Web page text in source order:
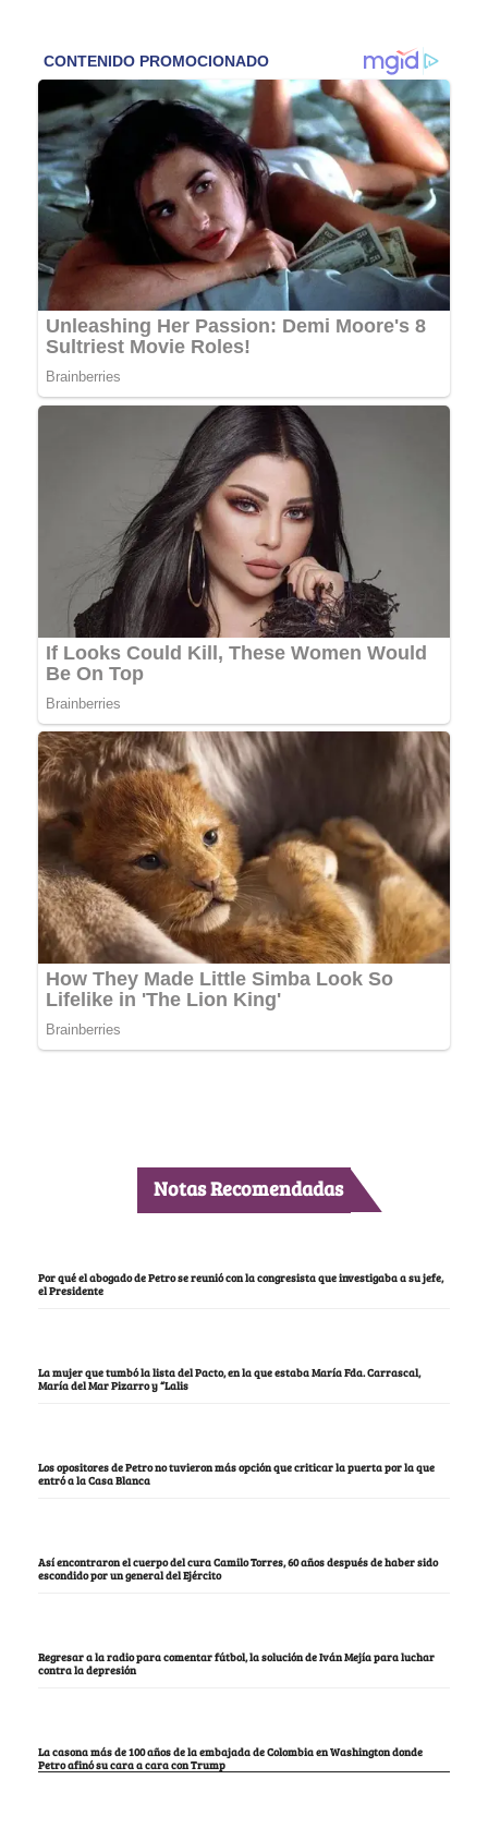
Notas Recomendadas
Por qué el abogado de Petro se reunió con la congresista que investigaba a su jefe,
el Presidente
La mujer que tumbó la lista del Pacto, en la que estaba María Fda. Carrascal,
María del Mar Pizarro y “Lalis
Los opositores de Petro no tuvieron más opción que criticar la puerta por la que
entró a la Casa Blanca
Así encontraron el cuerpo del cura Camilo Torres, 60 años después de haber sido
escondido por un general del Ejército
Regresar a la radio para comentar fútbol, la solución de Iván Mejía para luchar
contra la depresión
La casona más de 100 años de la embajada de Colombia en Washington donde
Petro afinó su cara a cara con Trump